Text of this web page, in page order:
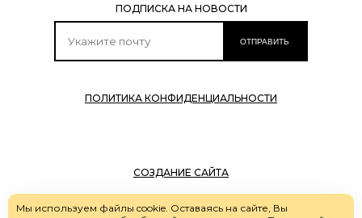
ПОДПИСКА НА НОВОСТИ
ОТПРАВИТЬ
ПОЛИТИКА КОНФИДЕНЦИАЛЬНОСТИ
СОЗДАНИЕ САЙТА
Мы используем файлы cookie. Оставаясь на сайте, Вы